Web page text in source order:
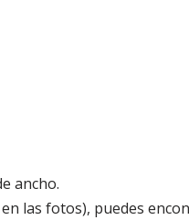
ancho.
las fotos), puedes